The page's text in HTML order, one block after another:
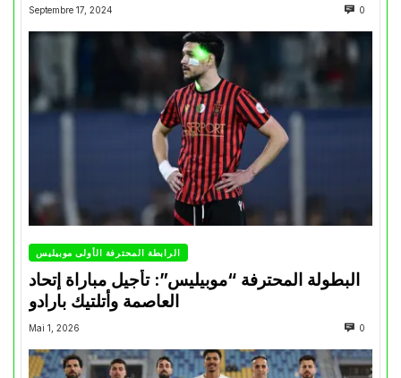
Septembre 17, 2024 0
الرابطة المحترفة الأولى موبيليس
البطولة المحترفة “موبيليس”: تأجيل مباراة إتحاد
العاصمة وأتلتيك بارادو
Mai 1, 2026 0